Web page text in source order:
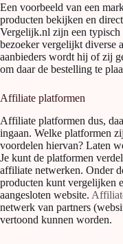
Een voorbeeld van een
producten bekijken en
Vergelijk.nl zijn een
bezoeker vergelijkt diverse
aanbieders wordt hij of zij
om daar de bestelling te
Affiliate platformen
Affiliate platformen dus,
ingaan. Welke platformen
voordelen hiervan? Laten
Je kunt de platformen
affiliate netwerken. Onder
producten kunt vergelijken
aangesloten website.
netwerk van partners
vertoond kunnen worden.